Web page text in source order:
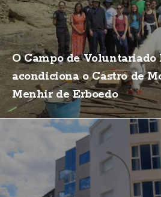
O Campo de
acondiciona o Castro de
Menhir de Erboedo